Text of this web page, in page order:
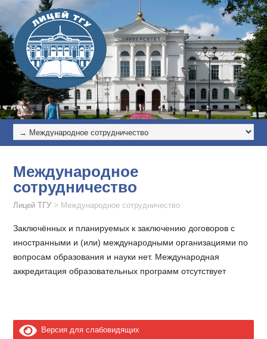
Международное
сотрудничество
Лицей ТГУ > Международное сотрудничество
Заключённых и планируемых к заключению договоров с
иностранными и (или) международными организациями по
вопросам образования и науки нет. Международная
аккредитация образовательных программ отсутствует
Версия для слабовидящих